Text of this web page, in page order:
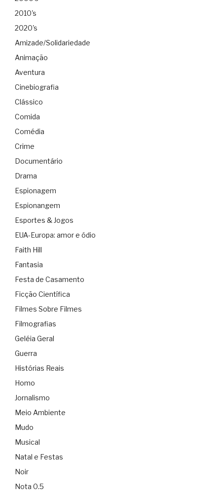
2010's
2020's
Amizade/Solidariedade
Animação
Aventura
Cinebiografia
Clássico
Comida
Comédia
Crime
Documentário
Drama
Espionagem
Espionangem
Esportes & Jogos
EUA-Europa: amor e ódio
Faith Hill
Fantasia
Festa de Casamento
Ficção Científica
Filmes Sobre Filmes
Filmografias
Geléia Geral
Guerra
Histórias Reais
Homo
Jornalismo
Meio Ambiente
Mudo
Musical
Natal e Festas
Noir
Nota 0.5